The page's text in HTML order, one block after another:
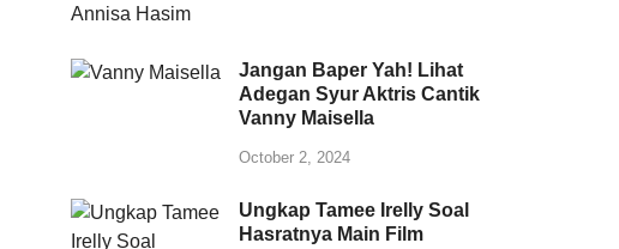
Jangan Baper Yah! Lihat
Adegan Syur Aktris Cantik
Vanny Maisella
October 2, 2024
Ungkap Tamee Irelly Soal
Hasratnya Main Film